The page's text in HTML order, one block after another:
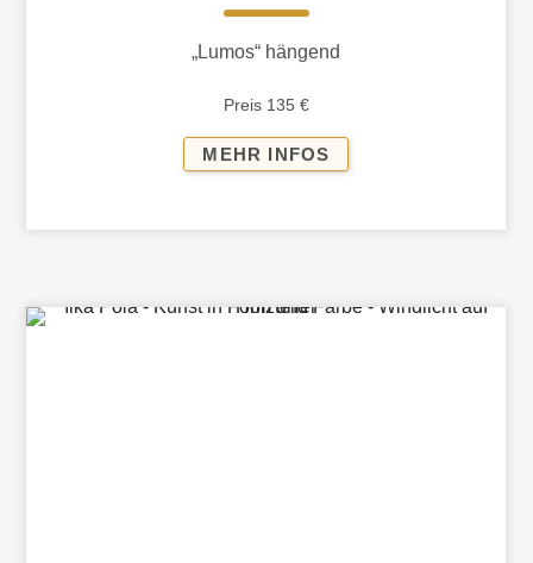
„Lumos“ hängend
Preis 135 €
MEHR INFOS
PERFEKT